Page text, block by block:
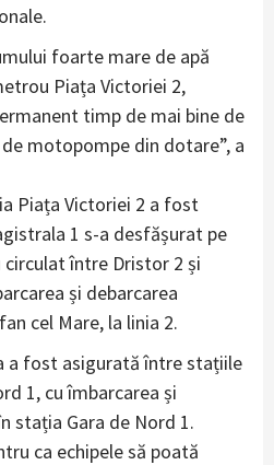
foarte mare de apă
Piața Victoriei 2,
timp de mai bine de
motopompe din dotare”, a
Piața Victoriei 2 a fost
1 s-a desfășurat pe
între Dristor 2 și
și debarcarea
cel Mare, la linia 2.
a fost asigurată între stațiile
1, cu îmbarcarea și
stația Gara de Nord 1.
ca echipele să poată